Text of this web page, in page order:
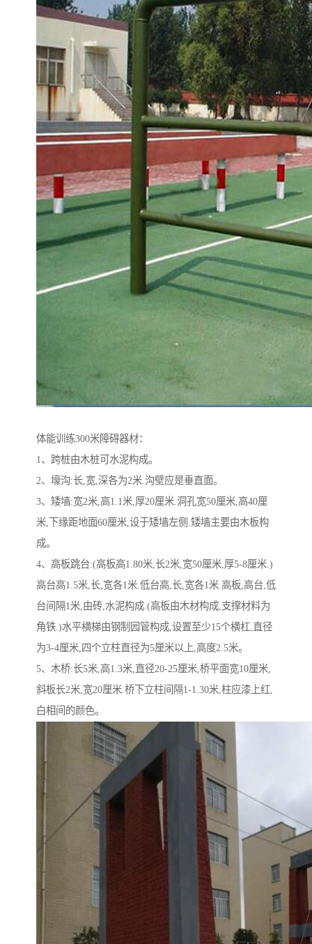
体能训练300米障碍器材：
1、跨桩由木桩可水泥构成。
2、壕沟:长,宽,深各为2米.沟壁应是垂直面。
3、矮墙:宽2米,高1.1米,厚20厘米.洞孔宽50厘米,高40厘
米,下缘距地面60厘米,设于矮墙左侧.矮墙主要由木板构
成。
4、高板跳台:(高板高1.80米,长2米,宽50厘米,厚5-8厘米.)
高台高1.5米,长,宽各1米.低台高,长,宽各1米.高板,高台,低
台间隔1米,由砖,水泥构成.(高板由木材构成,支撑材料为
角铁.)水平横梯由钢制园管构成,设置至少15个横杠,直径
为3-4厘米,四个立柱直径为5厘米以上,高度2.5米。
5、木桥:长5米,高1.3米,直径20-25厘米,桥平面宽10厘米,
斜板长2米,宽20厘米.桥下立柱间隔1-1.30米,柱应漆上红,
白相间的颜色。